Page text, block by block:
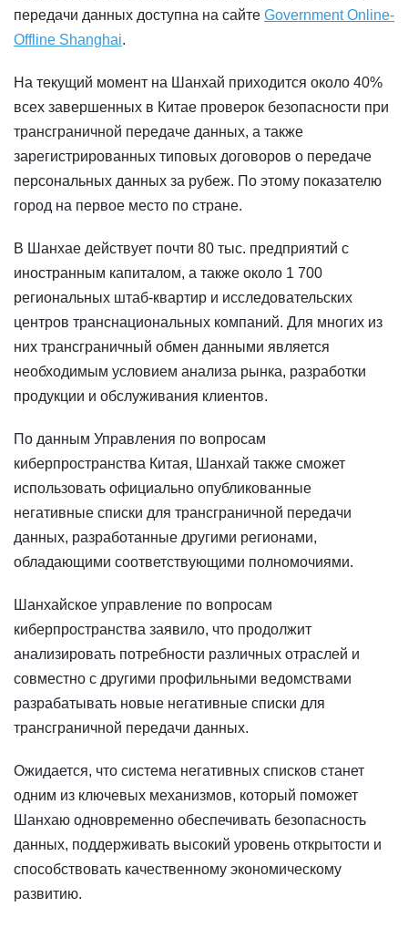
передачи данных доступна на сайте Government Online-
Offline Shanghai.
На текущий момент на Шанхай приходится около 40%
всех завершенных в Китае проверок безопасности при
трансграничной передаче данных, а также
зарегистрированных типовых договоров о передаче
персональных данных за рубеж. По этому показателю
город на первое место по стране.
В Шанхае действует почти 80 тыс. предприятий с
иностранным капиталом, а также около 1 700
региональных штаб-квартир и исследовательских
центров транснациональных компаний. Для многих из
них трансграничный обмен данными является
необходимым условием анализа рынка, разработки
продукции и обслуживания клиентов.
По данным Управления по вопросам
киберпространства Китая, Шанхай также сможет
использовать официально опубликованные
негативные списки для трансграничной передачи
данных, разработанные другими регионами,
обладающими соответствующими полномочиями.
Шанхайское управление по вопросам
киберпространства заявило, что продолжит
анализировать потребности различных отраслей и
совместно с другими профильными ведомствами
разрабатывать новые негативные списки для
трансграничной передачи данных.
Ожидается, что система негативных списков станет
одним из ключевых механизмов, который поможет
Шанхаю одновременно обеспечивать безопасность
данных, поддерживать высокий уровень открытости и
способствовать качественному экономическому
развитию.